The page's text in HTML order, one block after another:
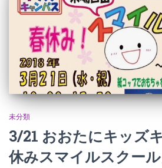
未分類
3/21 おおたにキッズ
休みスマイルスクール